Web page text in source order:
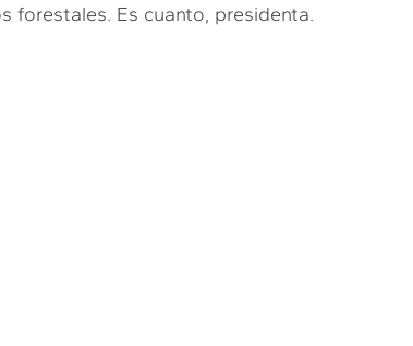
forestales. Es cuanto, presidenta.